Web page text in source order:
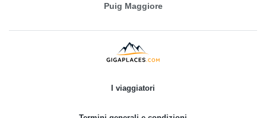
Puig Maggiore
I viaggiatori